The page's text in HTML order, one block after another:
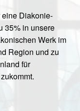
Diakonie-
35% in unsere
Werk im
Region und zu
für